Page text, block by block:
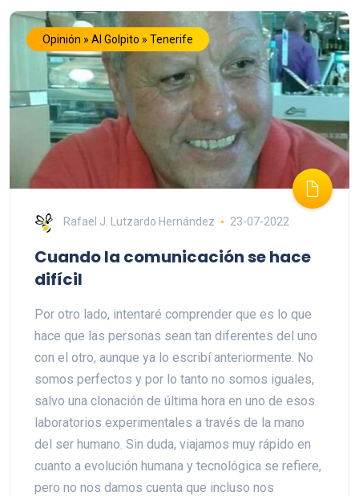
Opinión » Al Golpito » Tenerife
Rafael J. Lutzardo Hernández 23-07-2022
Cuando la comunicación se hace
difícil
Por otro lado, intentaré comprender que es lo que
hace que las personas sean tan diferentes del uno
con el otro, aunque ya lo escribí anteriormente. No
somos perfectos y por lo tanto no somos iguales,
salvo una clonación de última hora en uno de esos
laboratorios experimentales a través de la mano
del ser humano. Sin duda, viajamos muy rápido en
cuanto a evolución humana y tecnológica se refiere,
pero no nos damos cuenta que incluso nos